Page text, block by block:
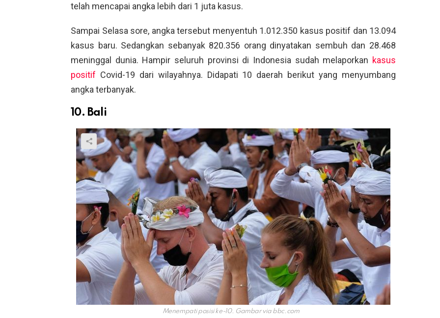
telah mencapai angka lebih dari 1 juta kasus.
Sampai Selasa sore, angka tersebut menyentuh 1.012.350 kasus positif dan 13.094
kasus baru. Sedangkan sebanyak 820.356 orang dinyatakan sembuh dan 28.468
meninggal dunia. Hampir seluruh provinsi di Indonesia sudah melaporkan kasus
positif Covid-19 dari wilayahnya. Didapati 10 daerah berikut yang menyumbang
angka terbanyak.
10. Bali
Menempati posisi ke-10. Gambar via bbc.com